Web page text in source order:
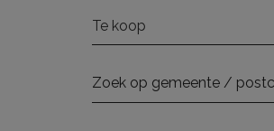
Te koop